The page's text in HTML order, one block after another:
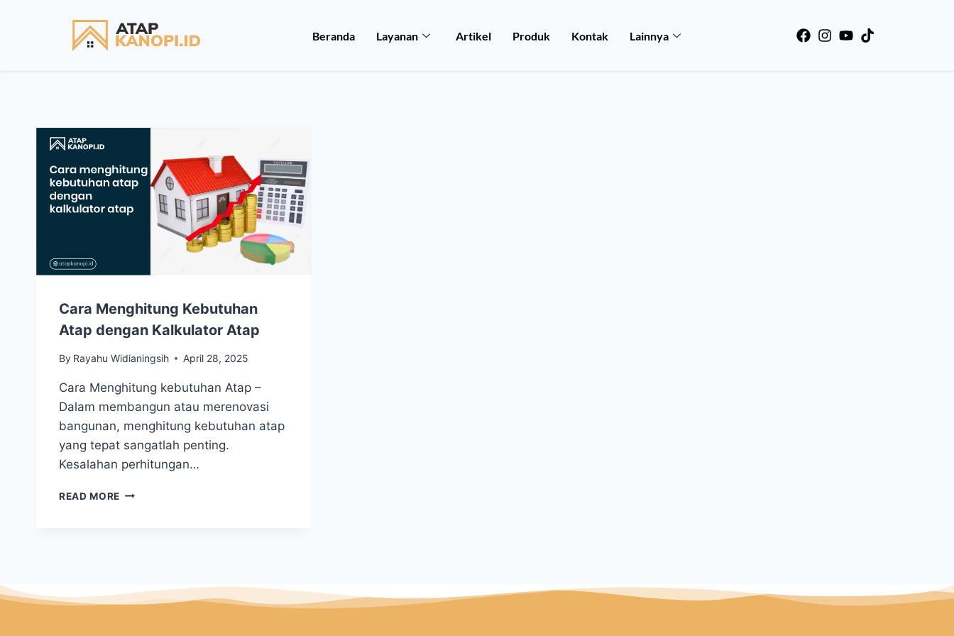
Beranda Layanan Artikel Produk Kontak Lainnya
Cara Menghitung Kebutuhan
Atap dengan Kalkulator Atap
By Rayahu Widianingsih April 28, 2025
Cara Menghitung kebutuhan Atap –
Dalam membangun atau merenovasi
bangunan, menghitung kebutuhan atap
yang tepat sangatlah penting.
Kesalahan perhitungan…
READ MORE